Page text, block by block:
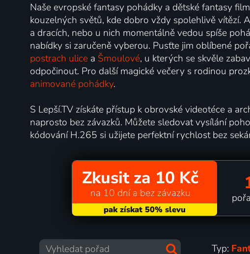
Naše evropské fantasy pohádky a dětské fantasy
kouzelných světů, kde dobro vždy spolehlivě vítězí.
a dracích, nebo u nich momentálně vedou spíše
nabídky si zaručeně vyberou. Pusťte jim oblíbené
postrach ulicea Šmoulové, u kterých se skvěle
odpočinout. Pro další magické večery s rodinou
animované pohádky.
S Lepší.TV získáte přístup k obrovské videotéce a
naprosto bez závazků. Můžete sledovat vysílání
kódování H.265 si užijete perfektní rychlost bez
Zkusit za 10 Kč
na 10 dní a bez závazku
Typ: